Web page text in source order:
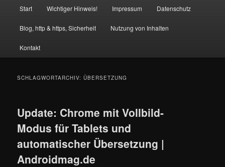
Start Wichtiger Hinweis! Impressum Datenschutz
Blog, http & https, Sicherheit Nutzung von Inhalten
Kontakt
SCHLAGWORTARCHIV:ÜBERSETZUNG
Update: Chrome mit Vollbild-
Modus für Tablets und
automatischer Übersetzung |
Androidmag.de